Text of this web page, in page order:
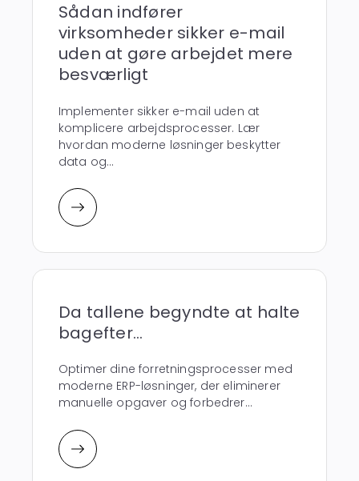
Sådan indfører
virksomheder sikker e-mail
uden at gøre arbejdet mere
besværligt
Implementer sikker e-mail uden at
komplicere arbejdsprocesser. Lær
hvordan moderne løsninger beskytter
data og...
Da tallene begyndte at halte
bagefter...
Optimer dine forretningsprocesser med
moderne ERP-løsninger, der eliminerer
manuelle opgaver og forbedrer...